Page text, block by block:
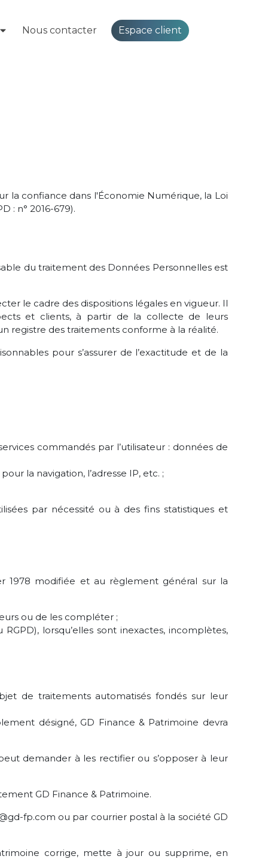
Nous contacter Espace client
la confiance dans l'Économie Numérique, la Loi
: n° 2016-679).
du traitement des Données Personnelles est
le cadre des dispositions légales en vigueur. Il
et clients, à partir de la collecte de leurs
registre des traitements conforme à la réalité.
pour s’assurer de l’exactitude et de la
commandés par l’utilisateur : données de
la navigation, l’adresse IP, etc. ;
par nécessité ou à des fins statistiques et
1978 modifiée et au règlement général sur la
ou de les compléter ;
lorsqu’elles sont inexactes, incomplètes,
de traitements automatisés fondés sur leur
désigné, GD Finance & Patrimoine devra
demander à les rectifier ou s’opposer à leur
GD Finance & Patrimoine.
fp.com ou par courrier postal à la société GD
corrige, mette à jour ou supprime, en